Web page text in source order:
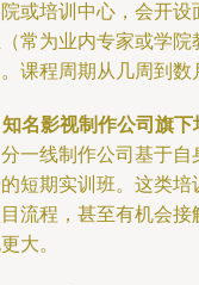
或培训中心，会开
常为业内专家或学
课程周期从几周到数
知名影视制作公司旗下
一线制作公司基于
短期实训班。这类
流程，甚至有机会
大。